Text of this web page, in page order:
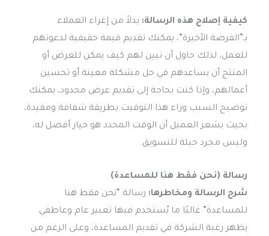
كيفية إصلاح هذه الرسالة: بدلاً من إغراء العملاء
بـ”الفرصة الأخيرة”، يمكنك تقديم قيمة حقيقية لدعوتهم
للعمل، لذلك حاول أن تبين لهم كيف يمكن للعرض أو
المنتج أن يساعدهم في حل مشكلة معينة أو تحسين
أعمالهم، وإذا كنت بحاجة إلى تقديم عرض محدود، يمكنك
توضيح السبب وراء هذا التوقيت بطريقة شفافة ومفيدة،
بحيث يشعر العميل أن الوقت المحدد هو خيار أفضل له،
وليس مجرد حيلة للتسويق.
رسالة (نحن فقط هنا للمساعدة)
شرح الرسالة ومخاطرها: رسالة “نحن فقط هنا
للمساعدة” غالبًا ما يُستخدم فيها تعبير عام وعاطفي
يظهر رغبة الشركة في تقديم المساعدة، وعلى الرغم من